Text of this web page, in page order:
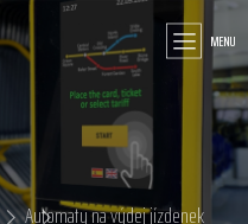
MENU
Automaty na výdej jízdenek